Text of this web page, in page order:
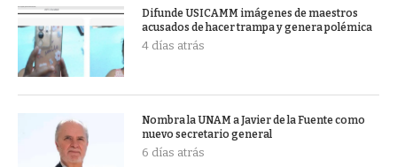
Difunde USICAMM imágenes de maestros
acusados de hacer trampa y genera polémica
4 días atrás
Nombra la UNAM a Javier de la Fuente como
nuevo secretario general
6 días atrás